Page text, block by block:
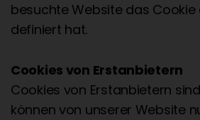
besuchte Website das Cookie
definiert hat.
Cookies von Erstanbietern
Cookies von Erstanbietern
können von unserer Website